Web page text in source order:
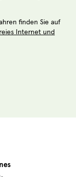
finden Sie auf
Internet und